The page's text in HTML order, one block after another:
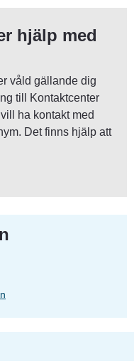
hjälp med
våld gällande dig
till Kontaktcenter
ha kontakt med
Det finns hjälp att
webbplats.